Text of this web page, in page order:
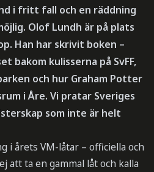
i fritt fall och en räddning
Olof Lundh är på plats
Han har skrivit boken –
bakom kulisserna på SvFF,
och hur Graham Potter
i Åre. Vi pratar Sveriges
som inte är helt
i årets VM-låtar – officiella och
att ta en gammal låt och kalla